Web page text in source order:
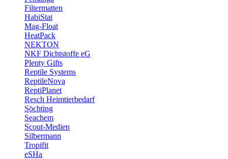
Filtermatten
HabiStat
Mag-Float
HeatPack
NEKTON
NKF Dichtstoffe eG
Plenty Gifts
Reptile Systems
ReptileNova
ReptiPlanet
Resch Heimtierbedarf
Söchting
Seachem
Scout-Medien
Silbermann
Tropifit
eSHa